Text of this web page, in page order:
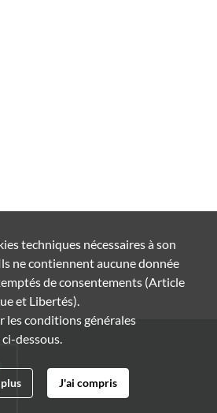
techniques nécessaires à son
ne contiennent aucune donnée
de consentements (Article
et Libertés).
les conditions générales
dessous.
J'ai compris